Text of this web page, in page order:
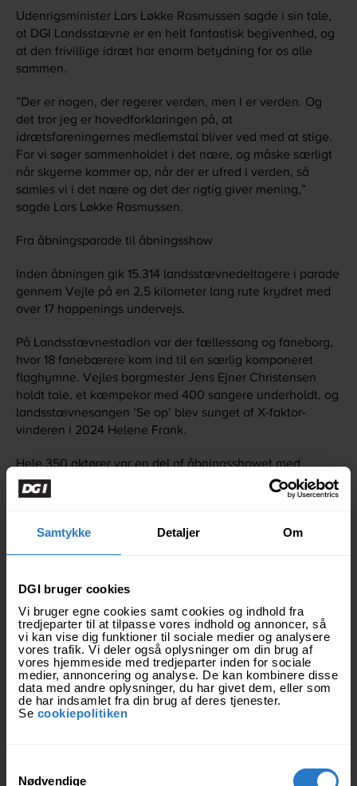
Samtykke Detaljer Om
DGI bruger cookies
Vi bruger egne cookies samt cookies og indhold fra
tredjeparter til at tilpasse vores indhold og annoncer, så
vi kan vise dig funktioner til sociale medier og analysere
vores trafik. Vi deler også oplysninger om din brug af
vores hjemmeside med tredjeparter inden for sociale
medier, annoncering og analyse. De kan kombinere disse
data med andre oplysninger, du har givet dem, eller som
de har indsamlet fra din brug af deres tjenester.
Se cookiepolitiken
Nødvendige
Udenrigsminister Lars Løkke Rasmussen sagde i sin tale,
at DGI Landsstævne er en helt fantastisk begivenhed, og
at den frivillige idræt har enorm betydning for os alle
sammen.
”Der er nogen, der regerer verden, men I er verden. Og
det tror jeg er hovedforklaringen på, at
idrætsforeningernes medlemstal bliver ved med at stige.
For vi søger sammenholdet i det nære, og måske særligt
når skyerne kommer op, når der er ufred i verden, så
samles vi i det nære og det der rigtig giver mening,”
sagde Lars Løkke Rasmussen.
Fra åbningsparade til åbningsshow
Inden åbningen gik 15.314 landsstævnedeltagere i parade
gennem Vejle på en 2,5 kilometer lang rute krydret med
over 17 happenings undervejs.
På Landsstævnestadion var der fællessang og faneborg,
hvor 18 fanebærere kom ind til en særlig komponeret
flaghymne. Vejles borgmester Jens Ejner Christensen
holdt tale, et kæmpekor med 400 sangere underholdt, og
landsstævnesangen ’Se op’ blev sunget af X-faktor-
vinderen i 2024 Helene Frank.
Hele 350 aktører var en del af åbningsshowet med
spektakulære koreografier og idrætsindslag. Heriblandt
fire swaypole-artister fra Italien, gymnaster fra DGI
DGI’s formand Charlotte Bach Thomassen pointerede, at
”Idrætsforeningerne er der, hvor Danmark mødes. Vi er
ikke ens, og vi er ikke altid enige, men vi er sammen om
en fælles interesse. Vi mødes om idræt, og vi får et
demokratisk fællesskab. Alle vinder, når alle er med,”
sagde Charlotte Bach Thomassen.
idrætstrends som isbadning, padel og pickleball, ligesom